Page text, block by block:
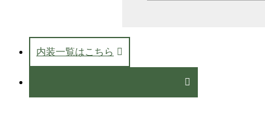
内装一覧はこちら